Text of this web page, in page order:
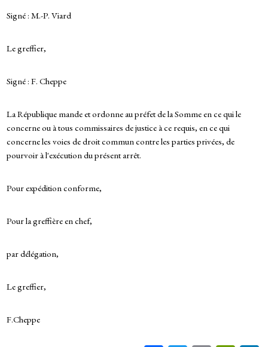
Signé : M.-P. Viard
Le greffier,
Signé : F. Cheppe
La République mande et ordonne au préfet de la Somme en ce qui le
concerne ou à tous commissaires de justice à ce requis, en ce qui
concerne les voies de droit commun contre les parties privées, de
pourvoir à l'exécution du présent arrêt.
Pour expédition conforme,
Pour la greffière en chef,
par délégation,
Le greffier,
F.Cheppe